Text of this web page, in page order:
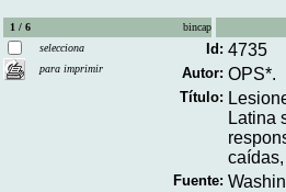
1 / 6
bincap
selecciona
para imprimir
Id: 4735
Autor: OPS*.
Título:
Latina
Fuente: